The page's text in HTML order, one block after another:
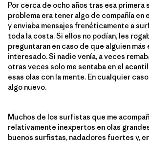
Por cerca de ocho años tras esa primera
problema era tener algo de compañía en
y enviaba mensajes frenéticamente a
toda la costa. Si ellos no podían, les
preguntaran en caso de que alguien
interesado. Si nadie venía, a veces
otras veces solo me sentaba en el
esas olas con la mente. En cualquier
algo nuevo.
Muchos de los surfistas que me
relativamente inexpertos en olas
buenos surfistas, nadadores fuertes y,